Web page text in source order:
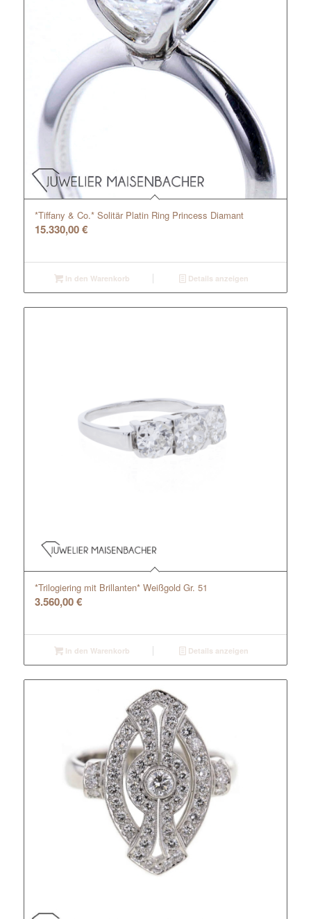
*Tiffany & Co.* Solitär Platin Ring Princess Diamant
15.330,00€
In den Warenkorb Details anzeigen
*Trilogiering mit Brillanten* Weißgold Gr. 51
3.560,00€
In den Warenkorb Details anzeigen